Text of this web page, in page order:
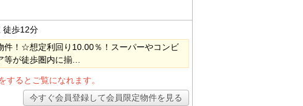
徒歩12分
件！☆想定利回り10.00％！スーパーやコンビ
等が徒歩圏内に揃…
するとご覧になれます。
今すぐ会員登録して会員限定物件を見る